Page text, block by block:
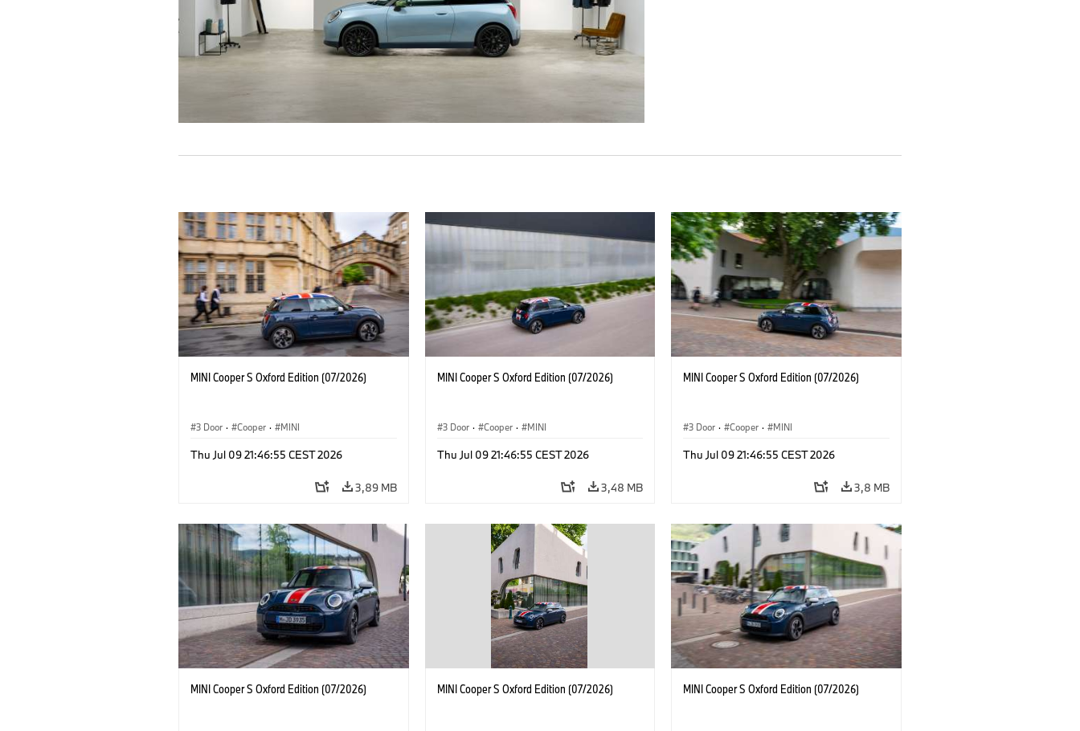
MINI Cooper S Oxford Edition (07/2026)
3 Door · Cooper · MINI
Thu Jul 09 21:46:55 CEST 2026
3,89 MB
MINI Cooper S Oxford Edition (07/2026)
3 Door · Cooper · MINI
Thu Jul 09 21:46:55 CEST 2026
3,48 MB
MINI Cooper S Oxford Edition (07/2026)
3 Door · Cooper · MINI
Thu Jul 09 21:46:55 CEST 2026
3,8 MB
MINI Cooper S Oxford Edition (07/2026) MINI Cooper S Oxford Edition (07/2026) MINI Cooper S Oxford Edition (07/2026)